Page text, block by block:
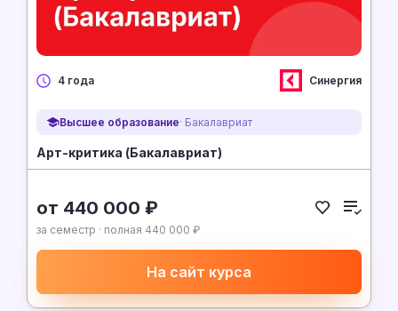
4 года Синергия
Высшее образование· Бакалавриат
Арт-критика (Бакалавриат)
от 440 000 ₽
за семестр · полная 440 000 ₽
На сайт курса